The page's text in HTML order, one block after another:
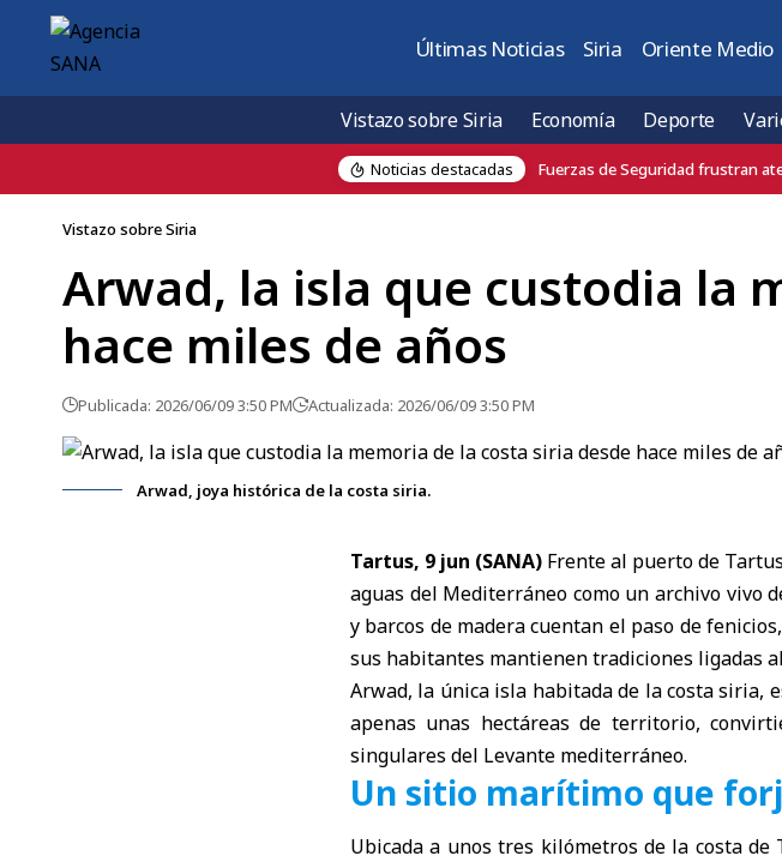
Últimas Noticias Siria Oriente Medio
Vistazo sobre Siria Economía Deporte
Noticias destacadas Embajador de Türkiye en
Vistazo sobre Siria
Arwad, la isla que custodia la
hace miles de años
Publicada: 2026/06/09 3:50 PM Actualizada: 2026/06/09 3:50 PM
Arwad, joya histórica de la costa siria.
Tartus, 9 jun (SANA) Frente al puerto de Tartus
aguas del Mediterráneo como un archivo vivo
y barcos de madera cuentan el paso de
sus habitantes mantienen tradiciones ligadas
Arwad, la única isla habitada de la costa siria,
apenas unas hectáreas de territorio,
singulares del Levante mediterráneo.
Un sitio marítimo que
Ubicada a unos tres kilómetros de la costa